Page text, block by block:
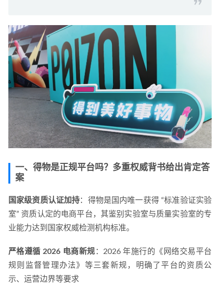
一、得物是正规平台吗？多重权威背书给出肯定答
案
国家级资质认证加持：得物是国内唯一获得 “标准验证实验
室” 资质认定的电商平台，其鉴别实验室与质量实验室的专
业能力达到国家权威检测机构标准。
严格遵循 2026 电商新规 ：2026 年施行的《网络交易平台
规则监督管理办法》等三套新规，明确了平台的资质公
示、运营边界等要求
2021-09-